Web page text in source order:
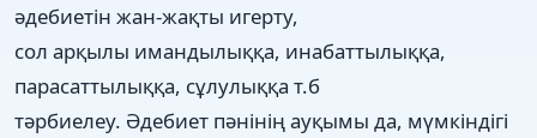
әдебиетін жан-жақты игерту,
сол арқылы имандылыққа, инабаттылыққа,
парасаттылыққа, сұлулыққа т.б
тәрбиелеу. Әдебиет пәнінің ауқымы да, мүмкіндігі